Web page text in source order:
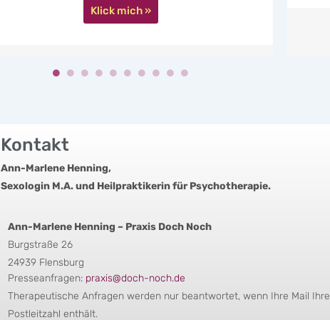
Kontakt
Ann-Marlene Henning,
Sexologin M.A. und Heilpraktikerin für Psychotherapie.
Ann-Marlene Henning – Praxis Doch Noch
Burgstraße 26
24939 Flensburg
Presseanfragen: praxis@doch-noch.de
Therapeutische Anfragen werden nur beantwortet, wenn Ihre Mail Ihre
Postleitzahl enthält.